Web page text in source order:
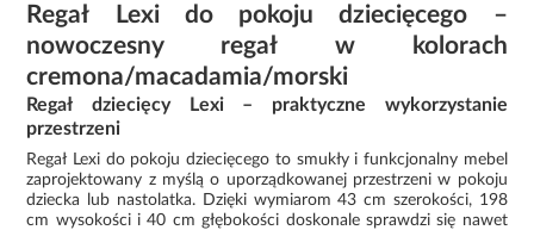
Regał Lexi do pokoju dziecięcego –
nowoczesny regał w kolorach
cremona/macadamia/morski
Regał dziecięcy Lexi – praktyczne wykorzystanie
przestrzeni
Regał Lexi do pokoju dziecięcego to smukły i funkcjonalny mebel
zaprojektowany z myślą o uporządkowanej przestrzeni w pokoju
dziecka lub nastolatka. Dzięki wymiarom 43 cm szerokości, 198
cm wysokości i 40 cm głębokości doskonale sprawdzi się nawet